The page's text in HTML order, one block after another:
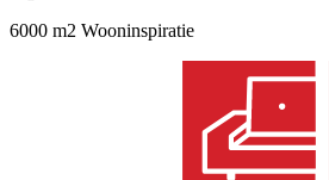
6000 m2 Wooninspiratie